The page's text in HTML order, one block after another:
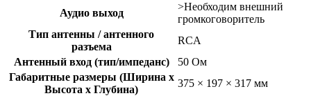
Аудио выход
>Необходим внешний
громкоговоритель
Тип антенны / антенного
разъема
RCA
Антенный вход (тип/импеданс)
50 Ом
Габаритные размеры (Ширина x
Высота x Глубина)
375 × 197 × 317 мм